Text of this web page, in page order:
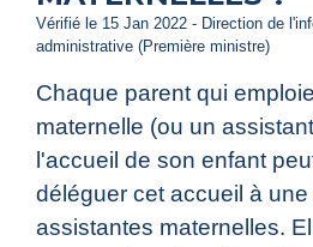
Vérifié le 15 Jan 2022 - Direction de
administrative (Première ministre)
Chaque parent qui
maternelle (ou un
l'accueil de son enfant
déléguer cet accueil à
assistantes maternelles.